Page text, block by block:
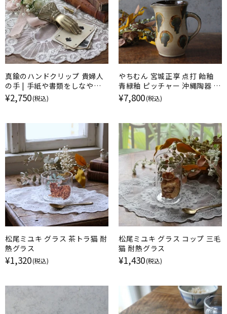
真鍮のハンドクリップ 貴婦人
の手 | 手紙や書類をしなやか
に留める
¥2,750(税込)
やちむん 宮城正享 点打 飴釉
青緑釉 ピッチャー 沖縄陶器 読
谷村北窯
¥7,800(税込)
松尾ミユキ グラス 茶トラ猫 耐
熱グラス
¥1,320(税込)
松尾ミユキ グラス コップ 三毛
猫 耐熱グラス
¥1,430(税込)